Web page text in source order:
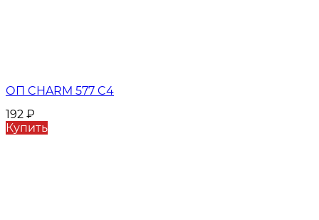
ОП CHARM 577 C4
192 ₽
Купить